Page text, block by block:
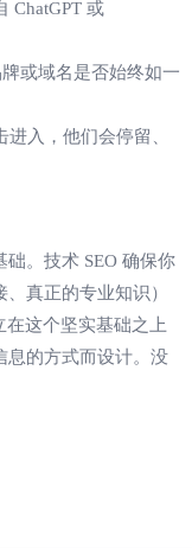
ChatGPT 或
或域名是否始终如一
入，他们会停留、
。技术 SEO 确保你
真正的专业知识）
这个坚实基础之上
息的方式而设计。没